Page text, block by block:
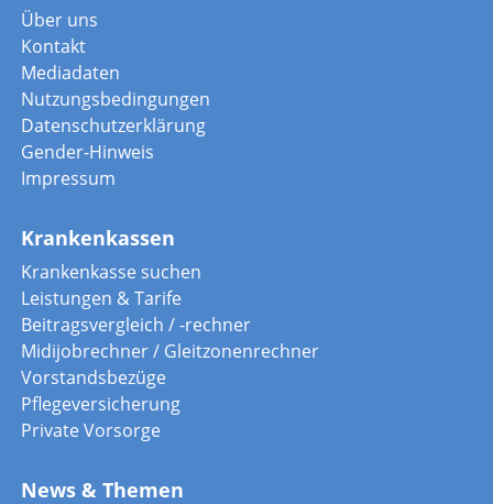
Über uns
Kontakt
Mediadaten
Nutzungsbedingungen
Datenschutzerklärung
Gender-Hinweis
Impressum
Krankenkassen
Krankenkasse suchen
Leistungen & Tarife
Beitragsvergleich / -rechner
Midijobrechner / Gleitzonenrechner
Vorstandsbezüge
Pflegeversicherung
Private Vorsorge
News & Themen